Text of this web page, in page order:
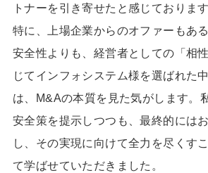
トナーを引き寄せたと感じております
特に、上場企業からのオファーもあ
安全性よりも、経営者としての「相
じてインフォシステム様を選ばれた
は、
M&Aの本質を見た気がします。
安全策を提示しつつも、最終的には
し、その実現に向けて全力を尽くす
て学ばせていただきました。